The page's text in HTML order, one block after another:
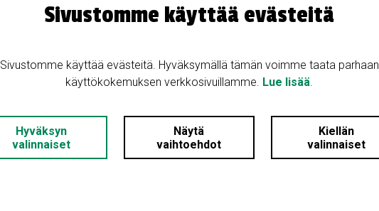
MYYDÄÄN
10.9.2025
Sivustomme käyttää evästeitä
Sivustomme käyttää evästeitä. Hyväksymällä tämän voimme taata parhaan
käyttökokemuksen verkkosivuillamme. Lue lisää
Hyväksyn
valinnaiset
Näytä
vaihtoehdot
Kiellän
valinnaiset